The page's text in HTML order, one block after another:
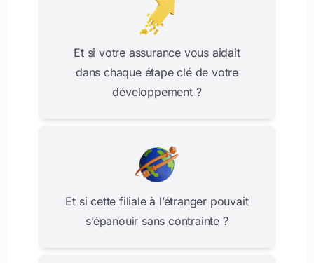
Et si votre assurance vous aidait
dans chaque étape clé de votre
développement ?
Et si cette filiale à l’étranger pouvait
s’épanouir sans contrainte ?